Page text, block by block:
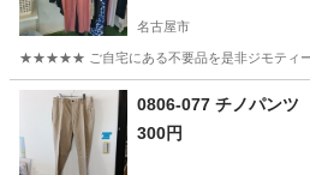
名古屋市
★★★★★ ご自宅にある不要品を是非ジモティー
愛知 名古屋市 現地
0806-077 チノパンツ
300円